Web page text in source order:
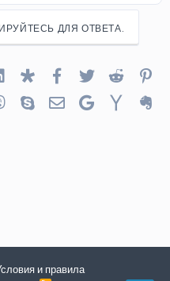
ДЛЯ ОТВЕТА.
Linked InDiasporaFacebook
TwitterReddit
Viber SkypeЭлектронная почта
Google Yahoo
и правила